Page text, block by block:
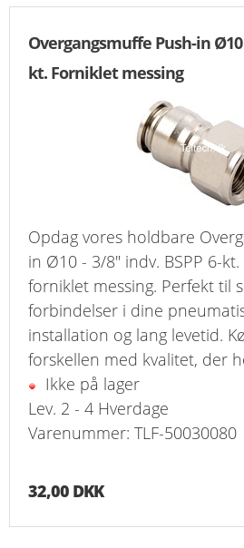
Overgangsmuffe Push-in Ø10
kt. Forniklet messing
Opdag vores holdbare
in Ø10 - 3/8" indv. BSPP 6-
forniklet messing. Perfekt til
forbindelser i dine
installation og lang levetid.
forskellen med kvalitet, der
Ikke på lager
Lev. 2 - 4 Hverdage
Varenummer: TLF-50030080
32,00 DKK